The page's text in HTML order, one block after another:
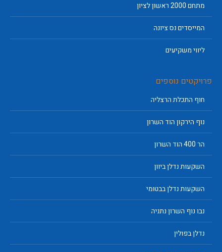
מתחם 2000 ראשון לציון
המייסדים נס ציונה
ליווי משקיעים
פרויקטים נוספים
חוף התכלת הרצליה
נוף הירקון הוד השרון
הר 400 הוד השרון
השקעות נדלן ביוון
השקעות נדלן בבטומי
נבו נוף השרון נתניה
נדלן בפולין